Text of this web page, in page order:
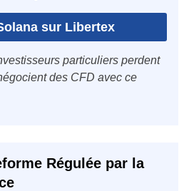
sur Libertex
particuliers perdent
des CFD avec ce
Régulée par la